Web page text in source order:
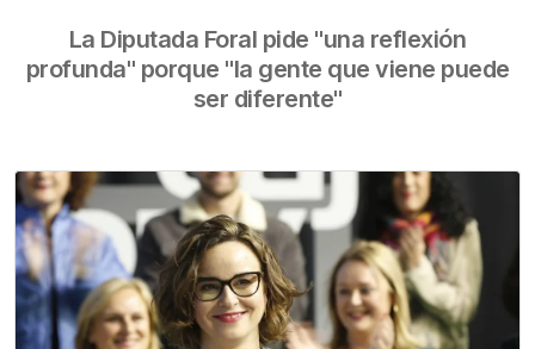
La Diputada Foral pide "una reflexión
profunda" porque "la gente que viene puede
ser diferente"